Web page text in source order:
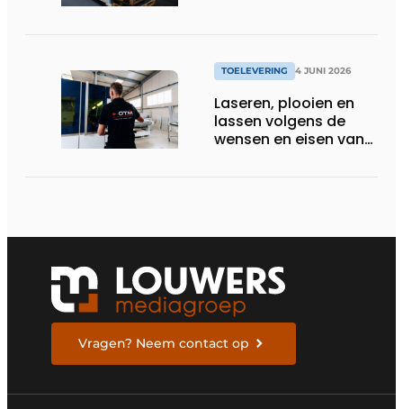
TOELEVERING 4 JUNI 2026
Laseren, plooien en
lassen volgens de
wensen en eisen van
Vragen? Neem contact op